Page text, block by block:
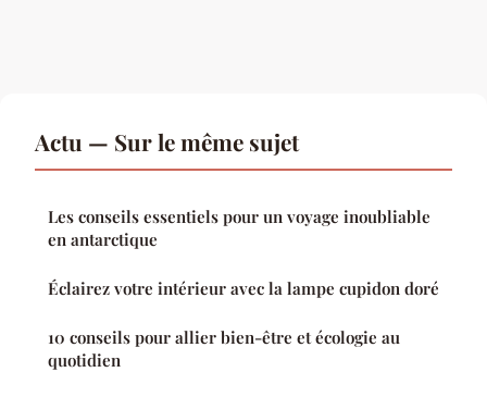
Actu — Sur le même sujet
Les conseils essentiels pour un voyage inoubliable
en antarctique
Éclairez votre intérieur avec la lampe cupidon doré
10 conseils pour allier bien-être et écologie au
quotidien